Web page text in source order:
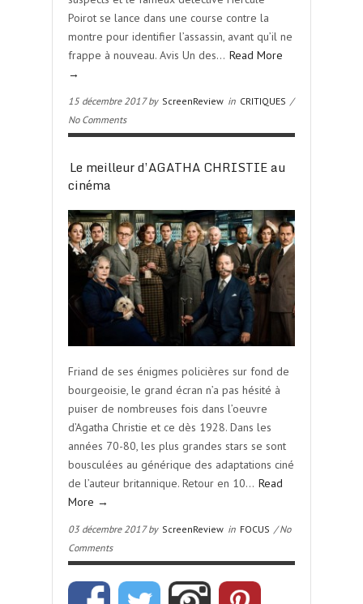
Poirot se lance dans une course contre la
montre pour identifier l’assassin, avant qu’il ne
frappe à nouveau. Avis Un des… Read More
→
15 décembre 2017 by ScreenReview in CRITIQUES /
No Comments
Le meilleur d’AGATHA CHRISTIE au
cinéma
Friand de ses énigmes policières sur fond de
bourgeoisie, le grand écran n’a pas hésité à
puiser de nombreuses fois dans l’oeuvre
d’Agatha Christie et ce dès 1928. Dans les
années 70-80, les plus grandes stars se sont
bousculées au générique des adaptations ciné
de l’auteur britannique. Retour en 10… Read
More →
03 décembre 2017 by ScreenReview in FOCUS / No
Comments